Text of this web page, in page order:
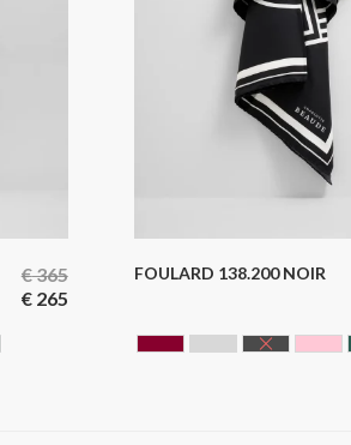
€365
€265
FOULARD 138.200 NOIR